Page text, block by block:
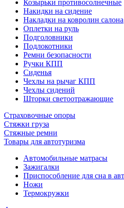
Козырьки противосолнечные
Накидки на сидение
Накладки на ковролин салона
Оплетки на руль
Подголовники
Подлокотники
Ремни безопасности
Ручки КПП
Сиденья
Чехлы на рычаг КПП
Чехлы сидений
Шторки светоотражающие
Страховочные опоры
Стяжки груза
Стяжные ремни
Товары для автотуризма
Автомобильные матрасы
Зажигалки
Приспособление для сна в
Ножи
Термокружки